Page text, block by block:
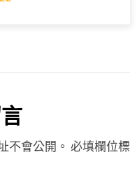
不會公開。 必填欄位標